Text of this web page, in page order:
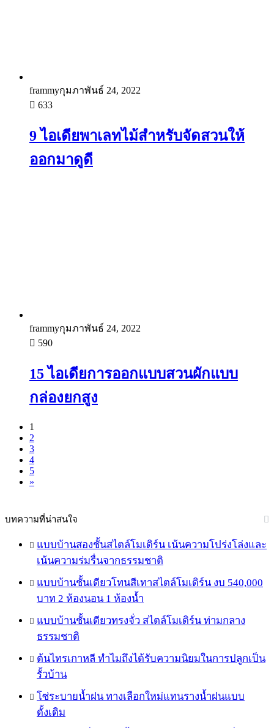
frammyกุมภาพันธ์ 24, 2022
633
9 ไอเดียพาเลทไม้สำหรับจัดสวนให้
ออกมาดูดี
frammyกุมภาพันธ์ 24, 2022
590
15 ไอเดียการออกแบบสวนผักแบบ
กล่องยกสูง
1
2
3
4
5
»
บทความที่น่าสนใจ
แบบบ้านสองชั้นสไตล์โมเดิร์น เน้นความโปร่งโล่งและ
เน้นความร่มรื่นจากธรรมชาติ
แบบบ้านชั้นเดียวโทนสีเทาสไตล์โมเดิร์น งบ 540,000
บาท 2 ห้องนอน 1 ห้องน้ำ
แบบบ้านชั้นเดียวทรงจั่ว สไตล์โมเดิร์น ท่ามกลาง
ธรรมชาติ
ต้นไทรเกาหลี ทำไมถึงได้รับความนิยมในการปลูกเป็น
รั้วบ้าน
โซ่ระบายน้ำฝน ทางเลือกใหม่แทนรางน้ำฝนแบบ
ดั้งเดิม